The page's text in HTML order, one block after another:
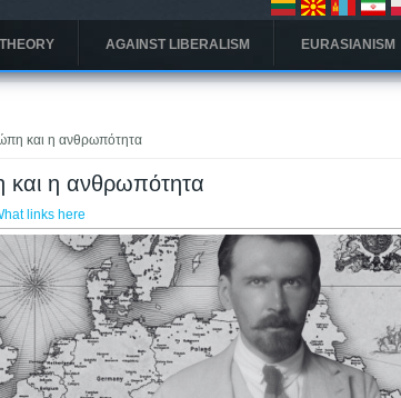
AGAINST LIBERALISM EURASIANISM
και η ανθρωπότητα
η ανθρωπότητα
թաբ)
links here